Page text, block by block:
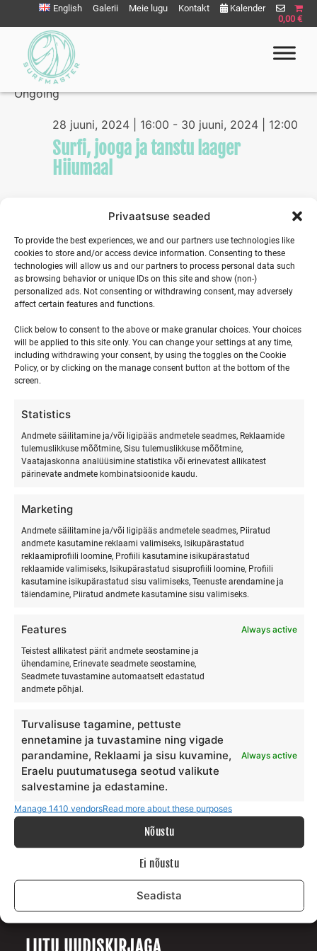
Privaatsuse seaded
To provide the best experiences, we and our partners use technologies like
cookies to store and/or access device information. Consenting to these
technologies will allow us and our partners to process personal data such
as browsing behavior or unique IDs on this site and show (non-)
personalized ads. Not consenting or withdrawing consent, may adversely
affect certain features and functions.
Click below to consent to the above or make granular choices. Your choices
will be applied to this site only. You can change your settings at any time,
including withdrawing your consent, by using the toggles on the Cookie
Policy, or by clicking on the manage consent button at the bottom of the
screen.
Statistics
Andmete säilitamine ja/või ligipääs andmetele seadmes, Reklaamide
tulemuslikkuse mõõtmine, Sisu tulemuslikkuse mõõtmine,
Vaatajaskonna analüüsimine statistika või erinevatest allikatest
pärinevate andmete kombinatsioonide kaudu.
Marketing
Andmete säilitamine ja/või ligipääs andmetele seadmes, Piiratud
andmete kasutamine reklaami valimiseks, Isikupärastatud
reklaamiprofiili loomine, Profiili kasutamine isikupärastatud
reklaamide valimiseks, Isikupärastatud sisuprofiili loomine, Profiili
kasutamine isikupärastatud sisu valimiseks, Teenuste arendamine ja
täiendamine, Piiratud andmete kasutamine sisu valimiseks.
Features Always active
Teistest allikatest pärit andmete seostamine ja
ühendamine, Erinevate seadmete seostamine,
Seadmete tuvastamine automaatselt edastatud
andmete põhjal.
Turvalisuse tagamine, pettuste
ennetamine ja tuvastamine ning vigade
parandamine, Reklaami ja sisu kuvamine,
Eraelu puutumatusega seotud valikute
salvestamine ja edastamine.
Always active
Manage 1410 vendorsRead more about these purposes
Nõustu
Ei nõustu
Seadista
sisu
juurde
English Galerii Meie lugu Kontakt
Kalender
0,00 €
06/29/2024
Select
date.
Ongoing
28 juuni, 2024 | 16:00 - 30 juuni, 2024 | 12:00
Surfi, jooga ja tanstu laager
Hiiumaal
SURFMASTER
Ranna Surfiküla
+372 566 86 766
info@surfmaster.ee
MEIST
Meie lugu
Teenus
Galerii
Surfiblogi
Toetajad
Kontakt
Andmekaitse tingimused
Teenuste ja ostu tingimused